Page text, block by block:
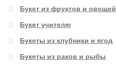
Букет из фруктов и овощей
Букет учителю
Букеты из клубники и ягод
Букеты из раков и рыбы